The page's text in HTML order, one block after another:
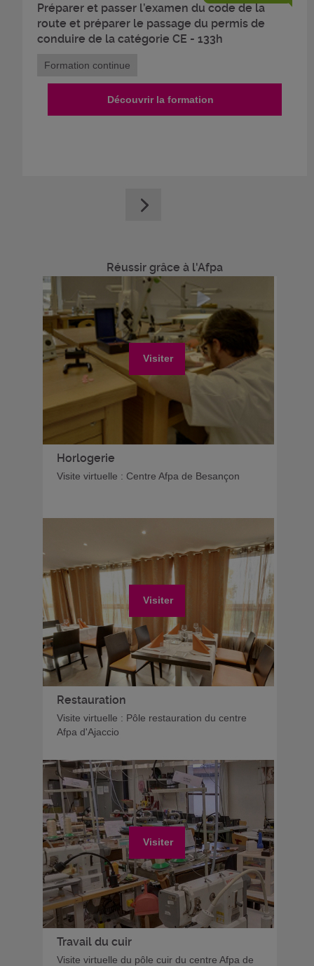
Préparer et passer l’examen du code de la
route et préparer le passage du permis de
conduire de la catégorie CE - 133h
Formation continue
Découvrir la formation
Réussir grâce à l'Afpa
Visiter
Horlogerie
Visite virtuelle : Centre Afpa de Besançon
Visiter
Restauration
Visite virtuelle : Pôle restauration du centre
Afpa d'Ajaccio
Visiter
Travail du cuir
Visite virtuelle du pôle cuir du centre Afpa de